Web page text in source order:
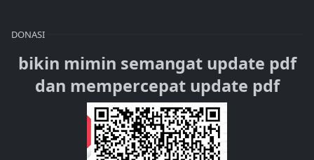
DONASI
bikin mimin semangat update pdf
dan mempercepat update pdf